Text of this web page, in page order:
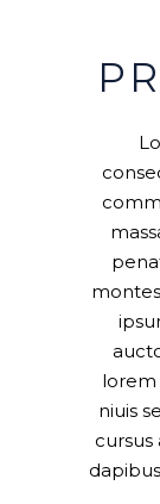
lorem
niuis
cursus